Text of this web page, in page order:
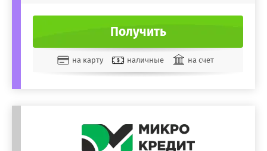
Получить
на карту наличные на счет